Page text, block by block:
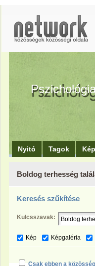
Nyitó Tagok
Boldog terhesség
Keresés szűkítése
Kulcsszavak:
Kép Képgaléria
Csak ebben a